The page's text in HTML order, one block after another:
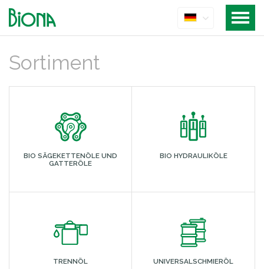
Sortiment
BIO SÄGEKETTENÖLE UND
GATTERÖLE
BIO HYDRAULIKÖLE
TRENNÖL UNIVERSALSCHMIERÖL